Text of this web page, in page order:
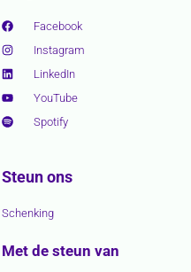
Facebook
Instagram
LinkedIn
YouTube
Spotify
Steun ons
Schenking
Met de steun van